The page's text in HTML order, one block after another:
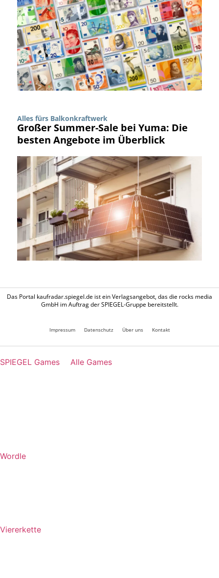
Alles fürs Balkonkraftwerk
Großer Summer-Sale bei Yuma: Die
besten Angebote im Überblick
Das Portal kaufradar.spiegel.de ist ein Verlagsangebot, das die rocks media
GmbH im Auftrag der SPIEGEL-Gruppe bereitstellt.
Impressum Datenschutz Über uns Kontakt
SPIEGEL Games Alle Games
Wordle
Viererkette